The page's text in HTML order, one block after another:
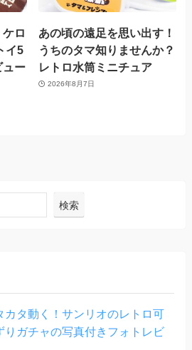
ロ
イ5
ュー
あの頃の遠足を思い出す！
うちのタマ知りませんか？
レトロ水筒ミニチュア
2026年8月7日
検索
カタ動く！サンリオのレトロ可
りガチャの写真付きフォトレビ